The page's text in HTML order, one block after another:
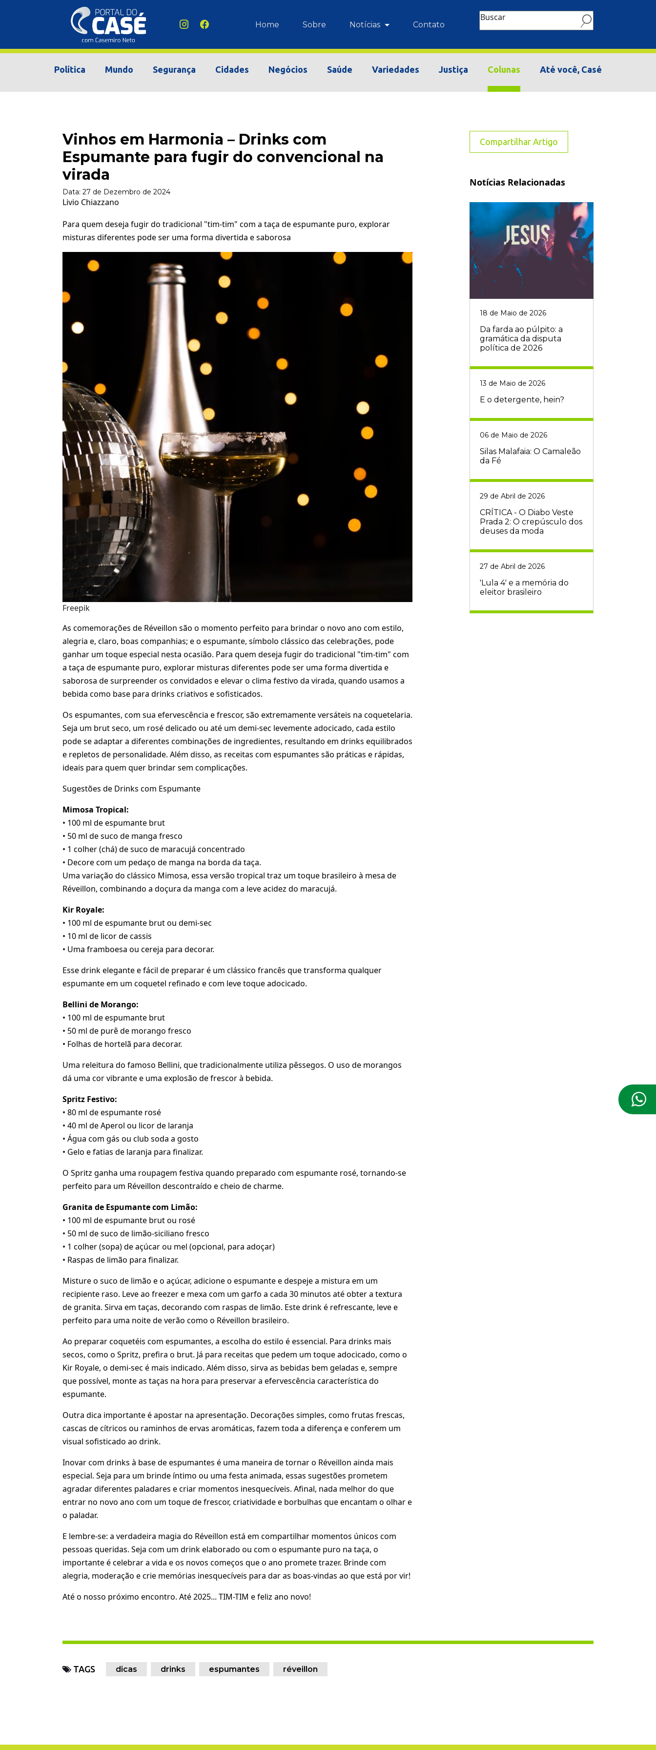
Home Sobre Notícias Contato
Buscar
Política Mundo Segurança Cidades Negócios Saúde Variedades Justiça Colunas Até você, Casé
Vinhos em Harmonia – Drinks com
Espumante para fugir do convencional na
virada
Data: 27 de Dezembro de 2024
Livio Chiazzano
Para quem deseja fugir do tradicional "tim-tim" com a taça de espumante puro, explorar
misturas diferentes pode ser uma forma divertida e saborosa
Freepik
As comemorações de Réveillon são o momento perfeito para brindar o novo ano com estilo,
alegria e, claro, boas companhias; e o espumante, símbolo clássico das celebrações, pode
ganhar um toque especial nesta ocasião. Para quem deseja fugir do tradicional "tim-tim" com
a taça de espumante puro, explorar misturas diferentes pode ser uma forma divertida e
saborosa de surpreender os convidados e elevar o clima festivo da virada, quando usamos a
bebida como base para drinks criativos e sofisticados.
Os espumantes, com sua efervescência e frescor, são extremamente versáteis na coquetelaria.
Seja um brut seco, um rosé delicado ou até um demi-sec levemente adocicado, cada estilo
pode se adaptar a diferentes combinações de ingredientes, resultando em drinks equilibrados
e repletos de personalidade. Além disso, as receitas com espumantes são práticas e rápidas,
ideais para quem quer brindar sem complicações.
Sugestões de Drinks com Espumante
Mimosa Tropical:
• 100 ml de espumante brut
• 50 ml de suco de manga fresco
• 1 colher (chá) de suco de maracujá concentrado
• Decore com um pedaço de manga na borda da taça.
Uma variação do clássico Mimosa, essa versão tropical traz um toque brasileiro à mesa de
Réveillon, combinando a doçura da manga com a leve acidez do maracujá.
Kir Royale:
• 100 ml de espumante brut ou demi-sec
• 10 ml de licor de cassis
• Uma framboesa ou cereja para decorar.
Esse drink elegante e fácil de preparar é um clássico francês que transforma qualquer
espumante em um coquetel refinado e com leve toque adocicado.
Bellini de Morango:
• 100 ml de espumante brut
• 50 ml de purê de morango fresco
• Folhas de hortelã para decorar.
Uma releitura do famoso Bellini, que tradicionalmente utiliza pêssegos. O uso de morangos
dá uma cor vibrante e uma explosão de frescor à bebida.
Spritz Festivo:
• 80 ml de espumante rosé
• 40 ml de Aperol ou licor de laranja
• Água com gás ou club soda a gosto
• Gelo e fatias de laranja para finalizar.
O Spritz ganha uma roupagem festiva quando preparado com espumante rosé, tornando-se
perfeito para um Réveillon descontraído e cheio de charme.
Granita de Espumante com Limão:
• 100 ml de espumante brut ou rosé
• 50 ml de suco de limão-siciliano fresco
• 1 colher (sopa) de açúcar ou mel (opcional, para adoçar)
• Raspas de limão para finalizar.
Misture o suco de limão e o açúcar, adicione o espumante e despeje a mistura em um
recipiente raso. Leve ao freezer e mexa com um garfo a cada 30 minutos até obter a textura
de granita. Sirva em taças, decorando com raspas de limão. Este drink é refrescante, leve e
perfeito para uma noite de verão como o Réveillon brasileiro.
Ao preparar coquetéis com espumantes, a escolha do estilo é essencial. Para drinks mais
secos, como o Spritz, prefira o brut. Já para receitas que pedem um toque adocicado, como o
Kir Royale, o demi-sec é mais indicado. Além disso, sirva as bebidas bem geladas e, sempre
que possível, monte as taças na hora para preservar a efervescência característica do
espumante.
Outra dica importante é apostar na apresentação. Decorações simples, como frutas frescas,
cascas de cítricos ou raminhos de ervas aromáticas, fazem toda a diferença e conferem um
visual sofisticado ao drink.
Inovar com drinks à base de espumantes é uma maneira de tornar o Réveillon ainda mais
especial. Seja para um brinde íntimo ou uma festa animada, essas sugestões prometem
agradar diferentes paladares e criar momentos inesquecíveis. Afinal, nada melhor do que
entrar no novo ano com um toque de frescor, criatividade e borbulhas que encantam o olhar e
o paladar.
E lembre-se: a verdadeira magia do Réveillon está em compartilhar momentos únicos com
pessoas queridas. Seja com um drink elaborado ou com o espumante puro na taça, o
importante é celebrar a vida e os novos começos que o ano promete trazer. Brinde com
alegria, moderação e crie memórias inesquecíveis para dar as boas-vindas ao que está por vir!
Até o nosso próximo encontro. Até 2025... TIM-TIM e feliz ano novo!
Compartilhar Artigo
Notícias Relacionadas
18 de Maio de 2026
Da farda ao púlpito: a
gramática da disputa
política de 2026
13 de Maio de 2026
E o detergente, hein?
06 de Maio de 2026
Silas Malafaia: O Camaleão
da Fé
29 de Abril de 2026
CRÍTICA - O Diabo Veste
Prada 2: O crepúsculo dos
deuses da moda
27 de Abril de 2026
'Lula 4' e a memória do
eleitor brasileiro
TAGS dicas drinks espumantes réveillon